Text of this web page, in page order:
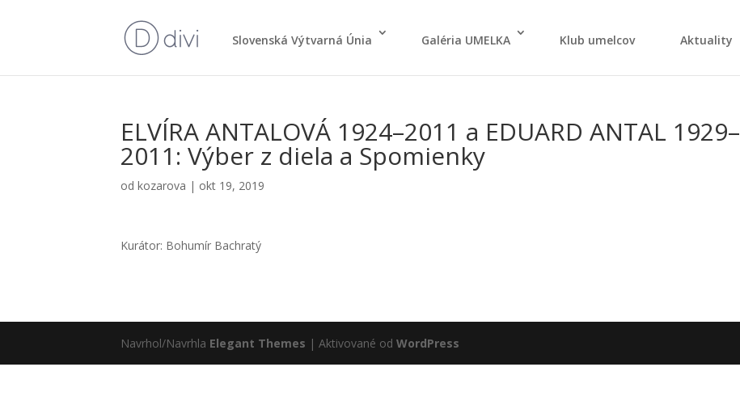
Slo­ven­ská Výtvar­ná Únia Galé­ria UMELKA Klub umel­cov Aktu­ali­ty
ELVÍRA ANTALOVÁ 1924–2011 a EDUARD ANTAL 1929–
2011: Výber z die­la a Spo­mien­ky
odkozarova | okt 19, 2019
Kurá­tor: Bohu­mír Bach­ra­tý
Navrhol/Navrhla Elegant Themes | Aktivované odWordPress